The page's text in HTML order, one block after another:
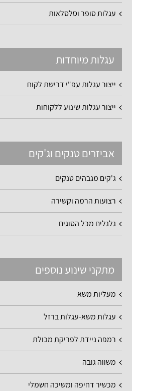
עגלות סופר וסלסלאות
עגלות מיוחדות
ייצור עגלות עפ"י דרישת לקוח
ייצור עגלות שינוע ללקוחות
אביזרים טנקים וג'קים
ג'קים מגבהים טנקים
רצועות הרמה וקשירה
גלגלים מכל הסוגים
מתקני שינוע נוספים
מעליות משא
עגלות משא-עגלות ברזל
רמפה ניידת לפריקת מכולת
משווה גובה
מכשיר דחיפה ומשיכה חשמלי